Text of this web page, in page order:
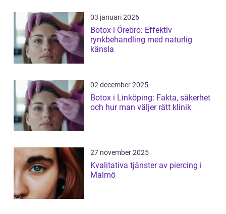
03 januari 2026
Botox i Örebro: Effektiv
rynkbehandling med naturlig
känsla
02 december 2025
Botox i Linköping: Fakta, säkerhet
och hur man väljer rätt klinik
27 november 2025
Kvalitativa tjänster av piercing i
Malmö